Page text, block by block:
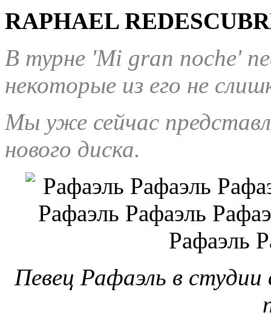
RAPHAEL
В турне 'Mi gran noche'
некоторые из его не
Мы уже сейчас
нового диска.
Певец Рафаэль в студии